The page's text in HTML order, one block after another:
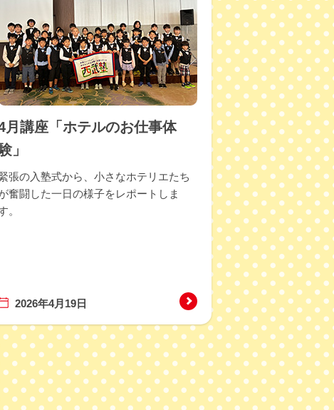
。
た。
しました。
体験レポートを掲載しまし
催について
月講座「ホテルのお仕事体
」
張の入塾式から、小さなホテリエたち
奮闘した一日の様子をレポートしま
。
2026年4月19日